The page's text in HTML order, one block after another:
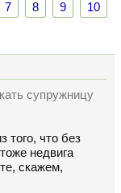
7 8 9
10
супружницу
того, что без
недвига
скажем,